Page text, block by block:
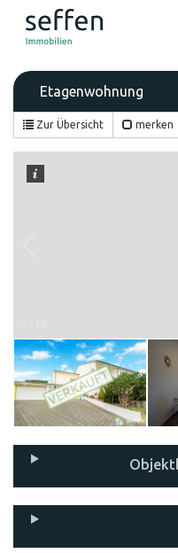
Etagenwohnung
Zur Übersicht merken